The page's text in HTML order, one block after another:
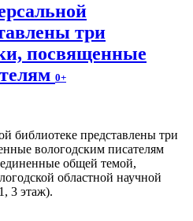
три
посвященные
0+
общей темой,
областной научной
3 этаж).